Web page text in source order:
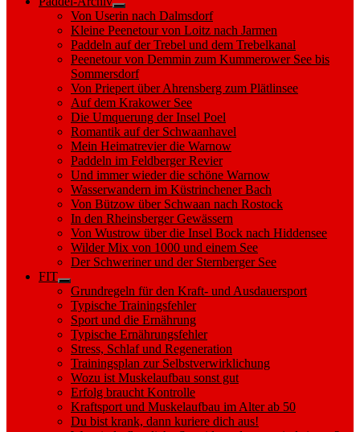
Show
sub
menu
Von Userin nach Dalmsdorf
Kleine Peenetour von Loitz nach Jarmen
Paddeln auf der Trebel und dem Trebelkanal
Peenetour von Demmin zum Kummerower See bis
Sommersdorf
Von Priepert über Ahrensberg zum Plätlinsee
Auf dem Krakower See
Die Umquerung der Insel Poel
Romantik auf der Schwaanhavel
Mein Heimatrevier die Warnow
Paddeln im Feldberger Revier
Und immer wieder die schöne Warnow
Wasserwandern im Küstrinchener Bach
Von Bützow über Schwaan nach Rostock
In den Rheinsberger Gewässern
Von Wustrow über die Insel Bock nach Hiddensee
Wilder Mix von 1000 und einem See
Der Schweriner und der Sternberger See
FIT
Show
sub
menu
Grundregeln für den Kraft- und Ausdauersport
Typische Trainingsfehler
Sport und die Ernährung
Typische Ernährungsfehler
Stress, Schlaf und Regeneration
Trainingsplan zur Selbstverwirklichung
Wozu ist Muskelaufbau sonst gut
Erfolg braucht Kontrolle
Kraftsport und Muskelaufbau im Alter ab 50
Du bist krank, dann kuriere dich aus!